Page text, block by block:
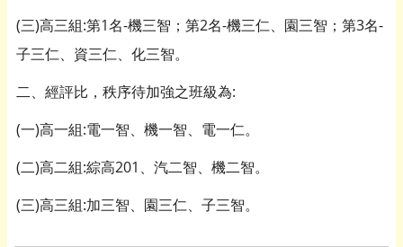
(三)高三組:第1名-機三智；第2名-機三仁、園三智；第3名-
子三仁、資三仁、化三智。
二、經評比，秩序待加強之班級為:
(一)高一組:電一智、機一智、電一仁。
(二)高二組:綜高201、汽二智、機二智。
(三)高三組:加三智、園三仁、子三智。